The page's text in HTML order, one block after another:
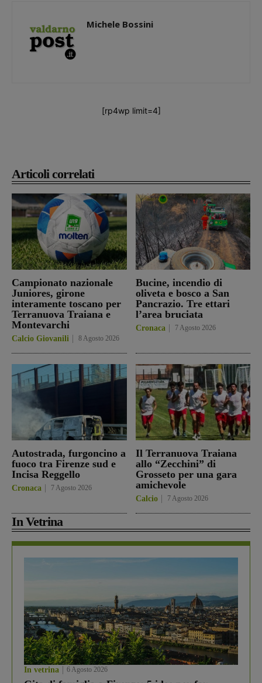
Articoli correlati
Campionato nazionale
Juniores, girone
interamente toscano per
Terranuova Traiana e
Montevarchi
Calcio Giovanili 8 Agosto 2026
Bucine, incendio di
oliveta e bosco a San
Pancrazio. Tre ettari
l’area bruciata
Cronaca 7 Agosto 2026
Autostrada, furgoncino a
fuoco tra Firenze sud e
Incisa Reggello
Cronaca 7 Agosto 2026
Il Terranuova Traiana
allo “Zecchini” di
Grosseto per una gara
amichevole
Calcio 7 Agosto 2026
In Vetrina
In vetrina 6 Agosto 2026
Michele Bossini
[rp4wp limit=4]